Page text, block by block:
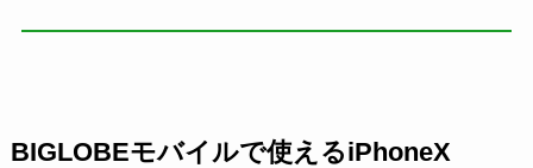
BIGLOBEモバイルで使えるiPhoneX